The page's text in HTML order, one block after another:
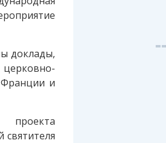
доклады,
церковно-
Франции и